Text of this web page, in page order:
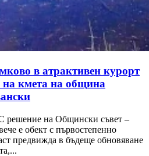
в атрактивен курорт
на кмета на община
решение на Общински съвет –
е обект с първостепенно
предвижда в бъдеще обновяване